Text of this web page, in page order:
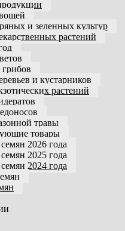
и зеленных культур
растений
и кустарников
растений
травы
товары
2026 года
2025 года
2024 года